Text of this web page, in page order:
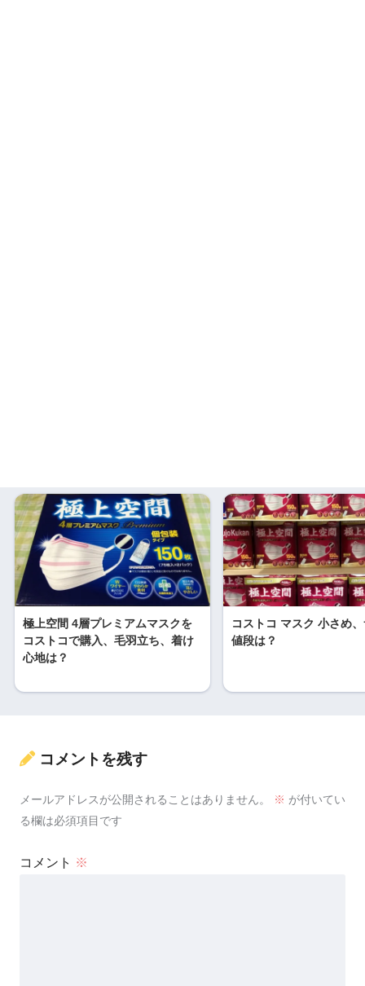
極上空間 4層プレミアムマスクを
コストコで購入、毛羽立ち、着け
心地は？
コストコ マスク 小さめ
値段は？
コメントを残す
メールアドレスが公開されることはありません。 ※ が付いてい
る欄は必須項目です
コメント ※